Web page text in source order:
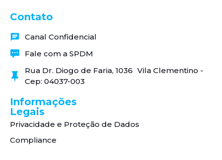
Contato
Canal Confidencial
Fale com a SPDM
Rua Dr. Diogo de Faria, 1036 Vila Clementino -
Cep: 04037-003
Informações
Legais
Privacidade e Proteção de Dados
Compliance